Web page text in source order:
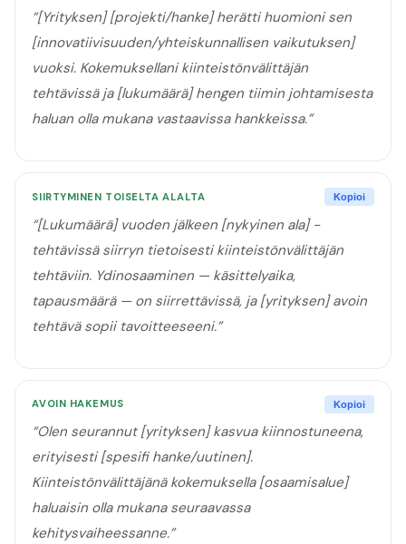
“[Yrityksen] [projekti/hanke] herätti huomioni sen
[innovatiivisuuden/yhteiskunnallisen vaikutuksen]
vuoksi. Kokemuksellani kiinteistönvälittäjän
tehtävissä ja [lukumäärä] hengen tiimin johtamisesta
haluan olla mukana vastaavissa hankkeissa.”
SIIRTYMINEN TOISELTA ALALTA Kopioi
“[Lukumäärä] vuoden jälkeen [nykyinen ala] -
tehtävissä siirryn tietoisesti kiinteistönvälittäjän
tehtäviin. Ydinosaaminen — käsittelyaika,
tapausmäärä — on siirrettävissä, ja [yrityksen] avoin
tehtävä sopii tavoitteeseeni.”
AVOIN HAKEMUS Kopioi
“Olen seurannut [yrityksen] kasvua kiinnostuneena,
erityisesti [spesifi hanke/uutinen].
Kiinteistönvälittäjänä kokemuksella [osaamisalue]
haluaisin olla mukana seuraavassa
kehitysvaiheessanne.”